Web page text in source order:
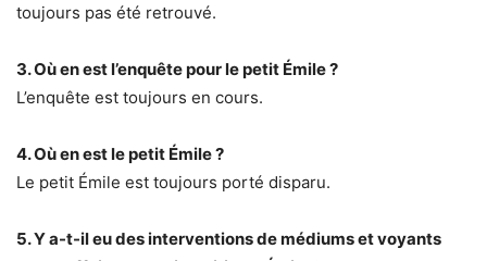
toujours pas été retrouvé.
3. Où en est l’enquête pour le petit Émile ?
L’enquête est toujours en cours.
4. Où en est le petit Émile ?
Le petit Émile est toujours porté disparu.
5. Y a-t-il eu des interventions de médiums et voyants